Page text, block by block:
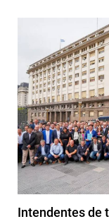
Intendentes de